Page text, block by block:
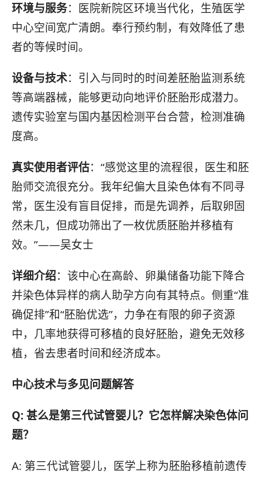
环境与服务：医院新院区环境当代化，生殖医学
中心空间宽广清朗。奉行预约制，有效降低了患
者的等候时间。
设备与技术：引入与同时的时间差胚胎监测系统
等高端器械，能够更动向地评价胚胎形成潜力。
遗传实验室与国内基因检测平台合营，检测准确
度高。
真实使用者评估：“感觉这里的流程很，医生和胚
胎师交流很充分。我年纪偏大且染色体有不同寻
常，医生没有盲目促排，而是先调养，后取卵固
然未几，但成功筛出了一枚优质胚胎并移植有
效。”——吴女士
详细介绍：该中心在高龄、卵巢储备功能下降合
并染色体异样的病人助孕方向有其特点。侧重“准
确促排”和“胚胎优选”，力争在有限的卵子资源
中，几率地获得可移植的良好胚胎，避免无效移
植，省去患者时间和经济成本。
中心技术与多见问题解答
Q: 甚么是第三代试管婴儿？它怎样解决染色体问
题？
A: 第三代试管婴儿，医学上称为胚胎移植前遗传